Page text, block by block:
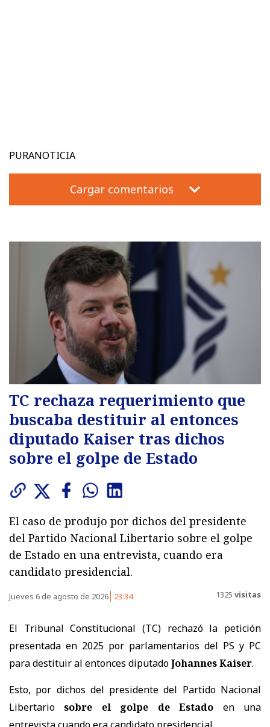
PURANOTICIA
Cargar comentarios
TC rechaza requerimiento que
buscaba destituir al entonces
diputado Kaiser tras dichos
sobre el golpe de Estado
El caso de produjo por dichos del presidente
del Partido Nacional Libertario sobre el golpe
de Estado en una entrevista, cuando era
candidato presidencial.
Jueves 6 de agosto de 2026 23:34 1325 visitas
El Tribunal Constitucional (TC) rechazó la petición
presentada en 2025 por parlamentarios del PS y PC
para destituir al entonces diputadoJohannes Kaiser.
Esto, por dichos del presidente del Partido Nacional
Libertario sobre el golpe de Estado en una